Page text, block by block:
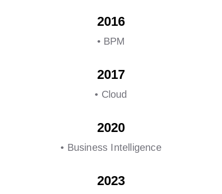
2016
• BPM
2017
• Cloud
2020
• Business Intelligence
2023